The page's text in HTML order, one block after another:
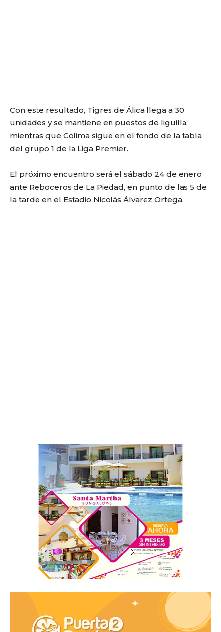
Con este resultado, Tigres de Álica llega a 30
unidades y se mantiene en puestos de liguilla,
mientras que Colima sigue en el fondo de la tabla
del grupo 1 de la Liga Premier.
El próximo encuentro será el sábado 24 de enero
ante Reboceros de La Piedad, en punto de las 5 de
la tarde en el Estadio Nicolás Álvarez Ortega.